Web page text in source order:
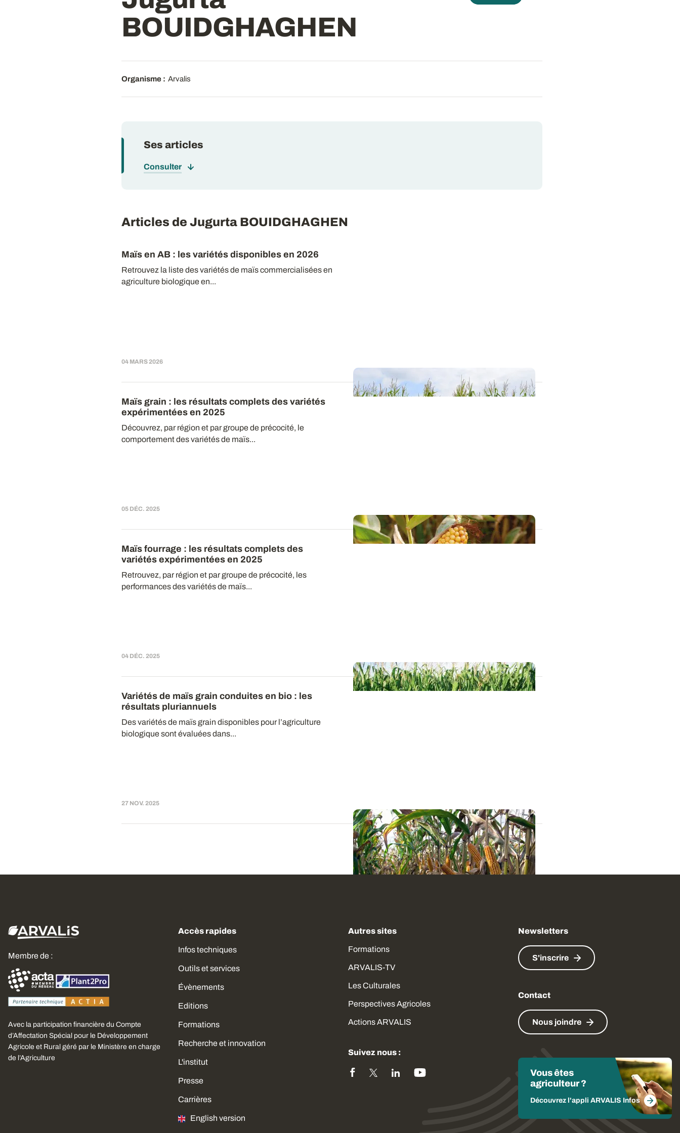
BOUIDGHAGHEN
Organisme : Arvalis
Ses articles
Consulter
Articles de Jugurta BOUIDGHAGHEN
Maïs en AB : les variétés disponibles en 2026
Retrouvez la liste des variétés de maïs commercialisées en
agriculture biologique en...
04 MARS 2026
Maïs grain : les résultats complets des variétés
expérimentées en 2025
Découvrez, par région et par groupe de précocité, le
comportement des variétés de maïs...
05 DÉC. 2025
Maïs fourrage : les résultats complets des
variétés expérimentées en 2025
Retrouvez, par région et par groupe de précocité, les
performances des variétés de maïs...
04 DÉC. 2025
Variétés de maïs grain conduites en bio : les
résultats pluriannuels
Des variétés de maïs grain disponibles pour l’agriculture
biologique sont évaluées dans...
27 NOV. 2025
Membre de :
Avec la participation financière du Compte
d’Affectation Spécial pour le Développement
Agricole et Rural géré par le Ministère en charge
de l’Agriculture
Accès rapides
Infos techniques
Outils et services
Évènements
Editions
Formations
Recherche et innovation
L'institut
Presse
Carrières
English version
Autres sites
Formations
ARVALIS-TV
Les Culturales
Perspectives Agricoles
Actions ARVALIS
Suivez nous :
Newsletters
S'inscrire
Contact
Nous joindre
Vous êtes
agriculteur ?
Découvrez l'appli ARVALIS Infos